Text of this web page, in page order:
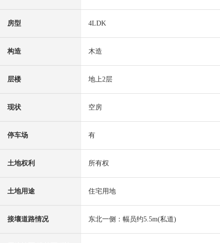
房型 4LDK
构造 木造
层楼 地上2层
现状 空房
停车场 有
土地权利 所有权
土地用途 住宅用地
接壤道路情况 东北一侧：幅员约5.5m(私道)